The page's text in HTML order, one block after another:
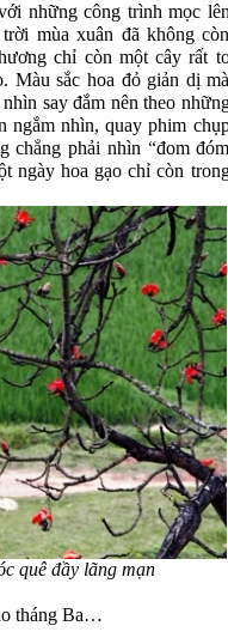
những công trình mọc
mùa xuân đã không còn
chỉ còn một cây rất
Màu sắc hoa đỏ giản dị mà
say đắm nên theo
ngắm nhìn, quay phim
chẳng phải nhìn “đom đóm
ngày hoa gạo chỉ còn
quê đầy lãng mạn
tháng Ba…